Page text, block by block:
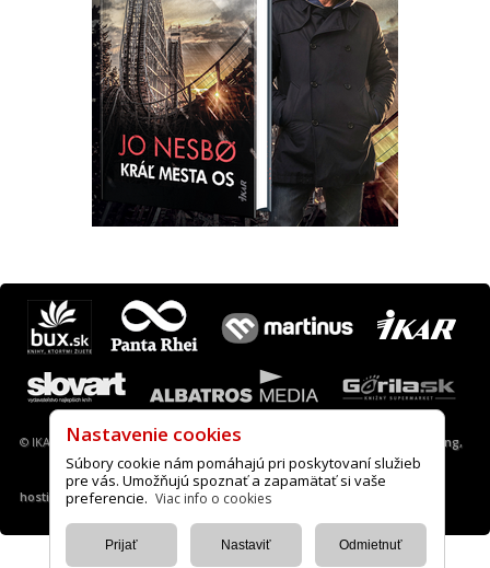
© IKAR a. s., 2013-2022 |Nastavenie cookies A.I.S. webové stránky, desing,
hosting